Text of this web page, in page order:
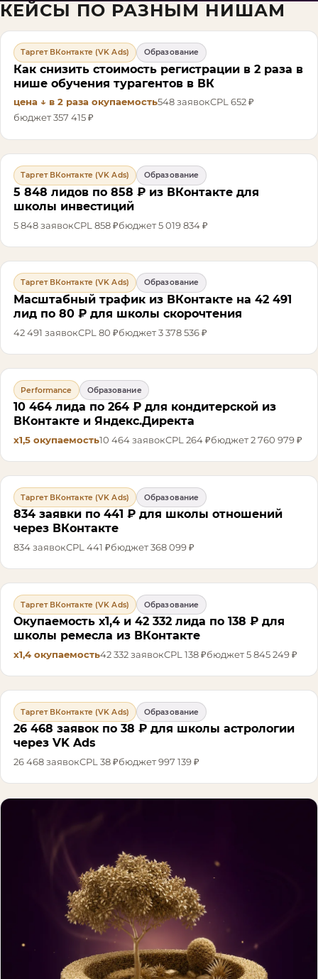
КЕЙСЫ ПО РАЗНЫМ НИШАМ
Таргет ВКонтакте (VK Ads) Образование
Как снизить стоимость регистрации в 2 раза в
нише обучения турагентов в ВК
цена ↓ в 2 разаокупаемость548заявокCPL652 ₽
бюджет357 415 ₽
Таргет ВКонтакте (VK Ads) Образование
5 848 лидов по 858 ₽ из ВКонтакте для
школы инвестиций
5 848заявокCPL 858 ₽бюджет5 019 834 ₽
Таргет ВКонтакте (VK Ads) Образование
Масштабный трафик из ВКонтакте на 42 491
лид по 80 ₽ для школы скорочтения
42 491 заявокCPL 80 ₽бюджет3 378 536 ₽
Performance Образование
10 464 лида по 264 ₽ для кондитерской из
ВКонтакте и Яндекс.Директа
х1,5окупаемость10 464заявокCPL 264 ₽бюджет2 760 979 ₽
Таргет ВКонтакте (VK Ads) Образование
834 заявки по 441 ₽ для школы отношений
через ВКонтакте
834заявокCPL 441 ₽бюджет368 099 ₽
Таргет ВКонтакте (VK Ads) Образование
Окупаемость х1,4 и 42 332 лида по 138 ₽ для
школы ремесла из ВКонтакте
х1,4окупаемость42 332заявокCPL 138 ₽бюджет5 845 249 ₽
Таргет ВКонтакте (VK Ads) Образование
26 468 заявок по 38 ₽ для школы астрологии
через VK Ads
26 468заявокCPL 38 ₽бюджет997 139 ₽